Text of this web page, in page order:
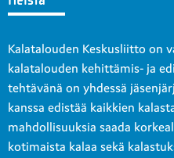
Kalatalouden Keskusliitto on
kalatalouden kehittämis- ja
tehtävänä on yhdessä
kanssa edistää kaikkien
mahdollisuuksia saada
kotimaista kalaa sekä